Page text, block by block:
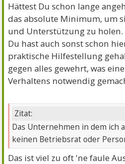
Hättest Du schon lange
das absolute Minimum, um
und Unterstützung zu holen.
Du hast auch sonst schon
praktische Hilfestellung
gegen alles gewehrt, was
Verhaltens notwendig
Zitat:
Das Unternehmen in dem ich
keinen Betriebsrat oder
Das ist viel zu oft 'ne faule